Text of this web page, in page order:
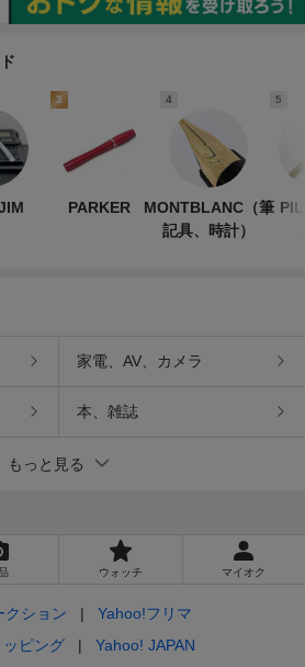
3
PARKER
4
MONTBLANC（筆
記具、時計）
5
家電、AV、カメラ
本、雑誌
もっと見る
ウォッチ マイオク
クション
Yahoo!フリマ
ピング
Yahoo! JAPAN